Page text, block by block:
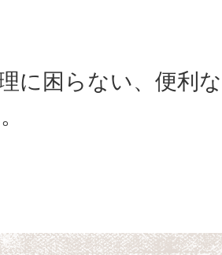
に困らない、便利